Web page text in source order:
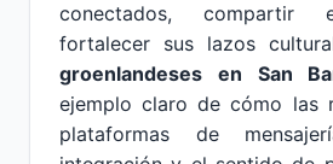
conectados, compartir
fortalecer sus lazos
groenlandeses en San
ejemplo claro de cómo las
plataformas de